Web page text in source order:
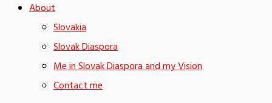
About
Slovakia
Slovak Diaspora
Me in Slovak Diaspora and my Vision
Contact me